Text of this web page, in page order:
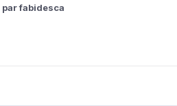
par fabidesca